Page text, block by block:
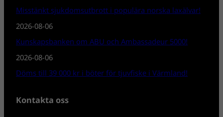
Misstänkt sjukdomsutbrott i populära norska laxälvar!
2026-08-06
Kunskapsbanken om ABU och Ambassadeur 5000!
2026-08-06
Döms till 39 000 kr i böter för tjuvfiske i Värmland!
Kontakta oss